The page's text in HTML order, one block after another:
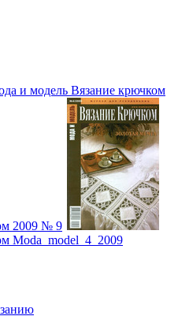
и модель Вязание крючком
2009 № 9
Moda_model_4_2009